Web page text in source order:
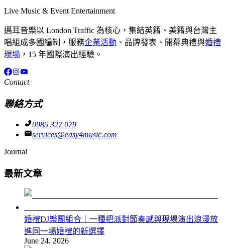
Live Music & Event Entertainment
邁耳音樂以 London Traffic 為核心，集結英籍、美籍與台灣主
唱組成多國編制，服務企業活動 、品牌發表、開幕典禮與婚禮
現場 ，15 年國際演出經驗。
Contact
聯絡方式
0985 327 079
services@easy4music.com
Journal
最新文章
婚禮DJ樂團組合｜一種把派對節奏感與現場演出浪漫放
進同一場婚禮的新選擇
June 24, 2026